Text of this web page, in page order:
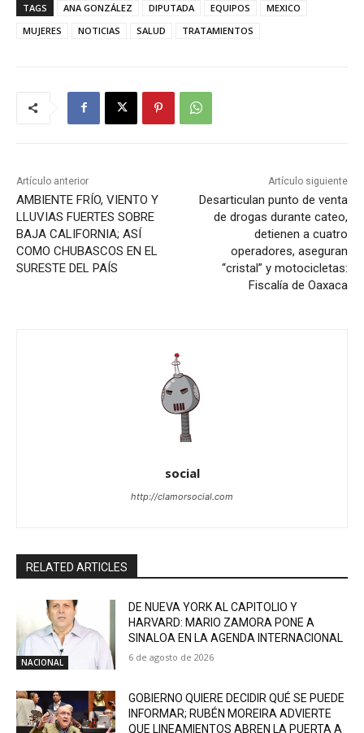
TAGS ANA GONZÁLEZ DIPUTADA EQUIPOS
MEXICO
MUJERES
NOTICIAS SALUD TRATAMIENTOS
Artículo anterior
AMBIENTE FRÍO, VIENTO Y
LLUVIAS FUERTES SOBRE
BAJA CALIFORNIA; ASÍ
COMO CHUBASCOS EN EL
SURESTE DEL PAÍS
Artículo siguiente
Desarticulan punto de venta
de drogas durante cateo,
detienen a cuatro
operadores, aseguran
“cristal” y motocicletas:
Fiscalía de Oaxaca
social
http://clamorsocial.com
RELATED ARTICLES
NACIONAL
DE NUEVA YORK AL CAPITOLIO Y
HARVARD: MARIO ZAMORA PONE A
SINALOA EN LA AGENDA INTERNACIONAL
6 de agosto de 2026
GOBIERNO QUIERE DECIDIR QUÉ SE PUEDE
INFORMAR; RUBÉN MOREIRA ADVIERTE
QUE LINEAMIENTOS ABREN LA PUERTA A